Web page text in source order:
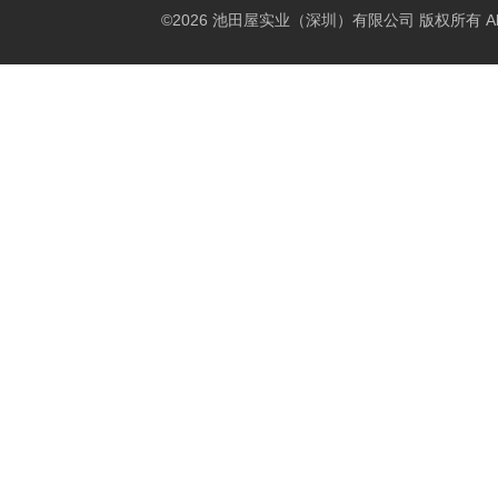
©2026 池田屋实业（深圳）有限公司 版权所有